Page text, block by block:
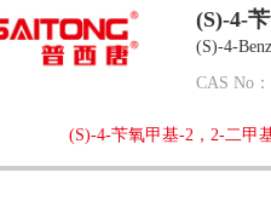
(S)-4-
(S)-4-
CAS No：
(S)-4-苄氧甲基-2，2-二甲